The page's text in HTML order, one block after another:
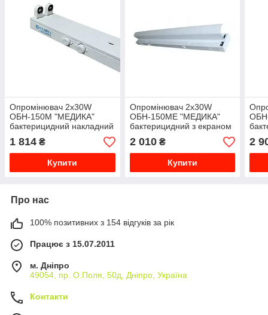
Опромінювач 2х30W
ОБН-150М "МЕДИКА"
бактерицидний накладний
з лампою 30W OSRAM
HNS G13
1 814 ₴
Купити
Опромінювач 2х30W
ОБН-150МЕ "МЕДИКА"
бактерицидний з екраном
з лампою 30W OSRAM
HNS G13
2 010₴
Купити
з
2
Про нас
100% позитивних з 154 відгуків за рік
Працює з 15.07.2011
м. Дніпро
49054, пр. О.Поля, 50д, Дніпро, Україна
Контакти